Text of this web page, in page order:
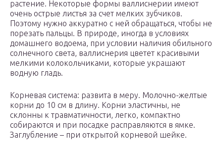
растение. Некоторые формы валлиснерии имеют
очень острые листья за счет мелких зубчиков.
Поэтому нужно аккуратно с ней обращаться, чтобы не
порезать пальцы. В природе, иногда в условиях
домашнего водоема, при условии наличия обильного
солнечного света, валлиснерия цветет красивыми
мелкими колокольчиками, которые украшают
водную гладь.
Корневая система: развита в меру. Молочно-желтые
корни до 10 см в длину. Корни эластичны, не
склонны к травматичности, легко, компактно
собираются и при посадке расправляются в ямке.
Заглубление – при открытой корневой шейке.